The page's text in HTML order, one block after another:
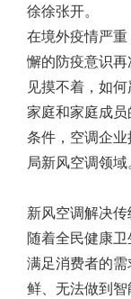
徐徐张开。
在境外疫情严
懈的防疫意识
见摸不着，如
家庭和家庭成
条件，空调企
局新风空调领域。
新风空调解决
随着全民健康
满足消费者的
鲜、无法做到智